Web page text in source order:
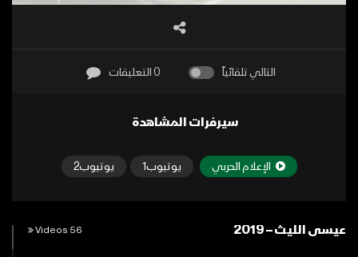
التالي تلقائياً 0 التعليقات
سيرفرات المشاهدة
الإعلام الحربي يوتيوب1 يوتيوب2
عيسى الليث – 2019 56 Videos